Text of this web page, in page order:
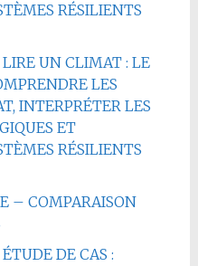
RÉSILIENTS
UN CLIMAT : LE
LES
INTERPRÉTER LES
ET
RÉSILIENTS
– COMPARAISON
DE CAS :